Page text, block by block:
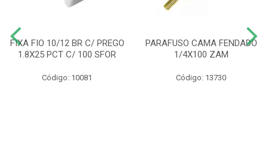
FIXA FIO 10/12 BR C/ PREGO
1.8X25 PCT C/ 100 SFOR
Código: 10081
PARAFUSO CAMA FENDADO
1/4X100 ZAM
Código: 13730